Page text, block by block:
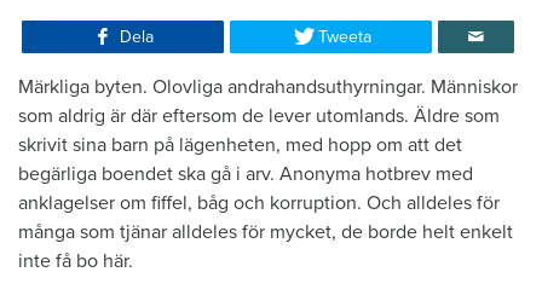
Dela Tweeta
Märkliga byten. Olovliga andrahandsuthyrningar. Människor
som aldrig är där eftersom de lever utomlands. Äldre som
skrivit sina barn på lägenheten, med hopp om att det
begärliga boendet ska gå i arv. Anonyma hotbrev med
anklagelser om fiffel, båg och korruption. Och alldeles för
många som tjänar alldeles för mycket, de borde helt enkelt
inte få bo här.